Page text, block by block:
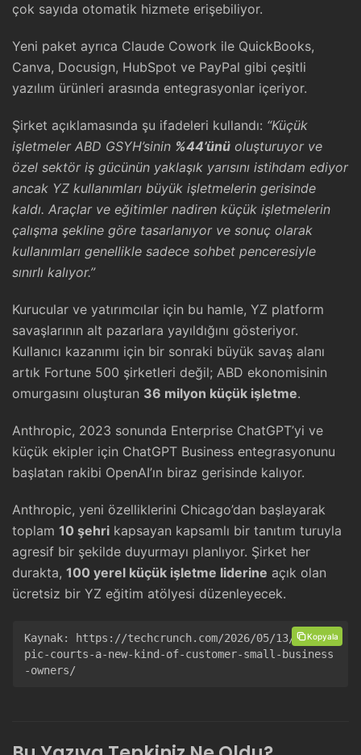
çok sayıda otomatik hizmete erişebiliyor.
Yeni paket ayrıca Claude Cowork ile QuickBooks,
Canva, Docusign, HubSpot ve PayPal gibi çeşitli
yazılım ürünleri arasında entegrasyonlar içeriyor.
Şirket açıklamasında şu ifadeleri kullandı: “Küçük
işletmeler ABD GSYH’sinin %44’ünü oluşturuyor ve
özel sektör iş gücünün yaklaşık yarısını istihdam ediyor
ancak YZ kullanımları büyük işletmelerin gerisinde
kaldı. Araçlar ve eğitimler nadiren küçük işletmelerin
çalışma şekline göre tasarlanıyor ve sonuç olarak
kullanımları genellikle sadece sohbet penceresiyle
sınırlı kalıyor.”
Kurucular ve yatırımcılar için bu hamle, YZ platform
savaşlarının alt pazarlara yayıldığını gösteriyor.
Kullanıcı kazanımı için bir sonraki büyük savaş alanı
artık Fortune 500 şirketleri değil; ABD ekonomisinin
omurgasını oluşturan 36 milyon küçük işletme.
Anthropic, 2023 sonunda Enterprise ChatGPT’yi ve
küçük ekipler için ChatGPT Business entegrasyonunu
başlatan rakibi OpenAI’ın biraz gerisinde kalıyor.
Anthropic, yeni özelliklerini Chicago’dan başlayarak
toplam 10 şehri kapsayan kapsamlı bir tanıtım turuyla
agresif bir şekilde duyurmayı planlıyor. Şirket her
durakta, 100 yerel küçük işletme liderine açık olan
ücretsiz bir YZ eğitim atölyesi düzenleyecek.
Kaynak:
https://techcrunch.com/2026/05/13/anthro
pic-courts-a-new-kind-of-customer-small-business
-owners/
Kopyala